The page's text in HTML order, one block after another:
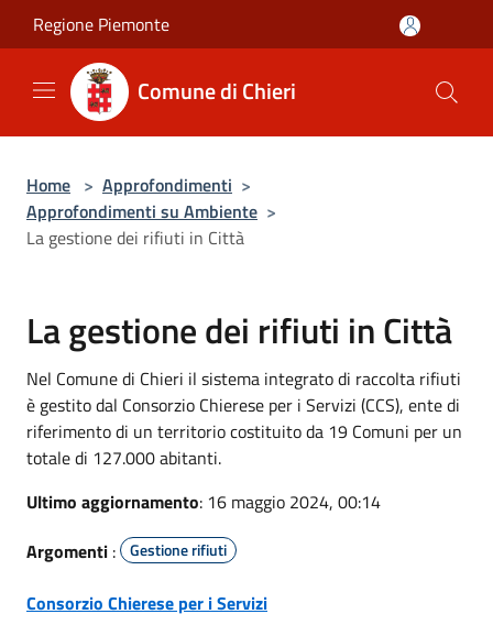
Salta al contenuto principale
Regione Piemonte
Comune di Chieri
Home > Approfondimenti >
Approfondimenti su Ambiente >
La gestione dei rifiuti in Città
La gestione dei rifiuti in Città
Nel Comune di Chieri il sistema integrato di raccolta rifiuti
è gestito dal Consorzio Chierese per i Servizi (CCS), ente di
riferimento di un territorio costituito da 19 Comuni per un
totale di 127.000 abitanti.
Ultimo aggiornamento: 16 maggio 2024, 00:14
Argomenti : Gestione rifiuti
Consorzio Chierese per i Servizi